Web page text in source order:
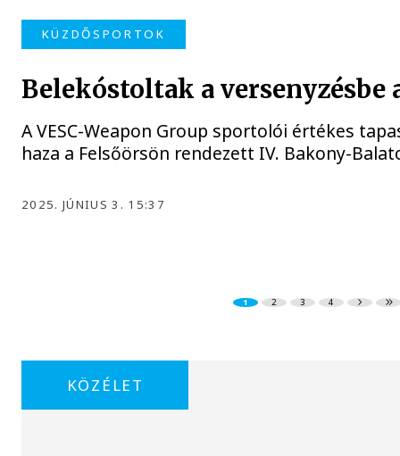
KÜZDŐSPORTOK
Belekóstoltak a versenyzésbe
A VESC-Weapon Group sportolói értékes
haza a Felsőörsön rendezett IV. Bakony-
2025. JÚNIUS 3. 15:37
1 2 3 4
KÖZÉLET